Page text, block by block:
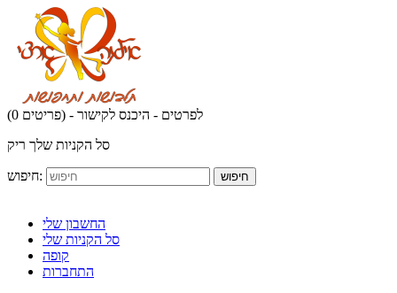
(0 פריטים) - לפרטים - היכנס לקישור
סל הקניות שלך ריק
חיפוש: חיפוש
החשבון שלי
סל הקניות שלי
קופה
התחברות